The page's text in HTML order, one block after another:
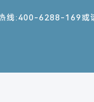
线:400-6288-169或